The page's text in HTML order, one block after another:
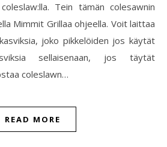
Tein tämän colesawnin
Mimmit Grillaa ohjeella. Voit laittaa
joko pikkelöiden jos käytät
sellaisenaan, jos täytät
coleslawn…
READ MORE